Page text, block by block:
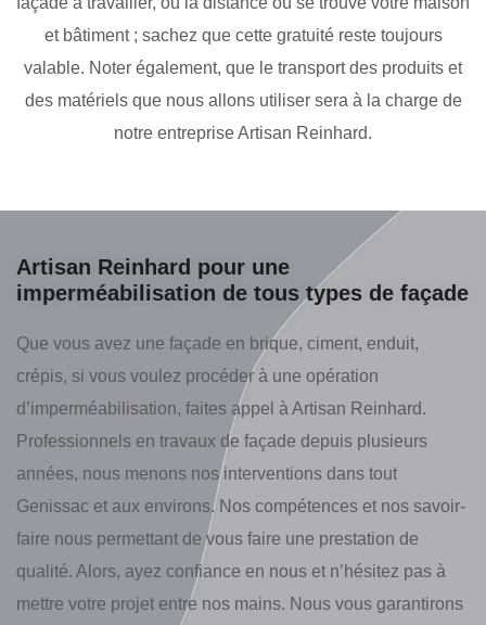
et bâtiment ; sachez que cette gratuité reste toujours
valable. Noter également, que le transport des produits et
des matériels que nous allons utiliser sera à la charge de
notre entreprise Artisan Reinhard.
Artisan Reinhard pour une
imperméabilisation de tous types de façade
Que vous avez une façade en brique, ciment, enduit,
crépis, si vous voulez procéder à une opération
d’imperméabilisation, faites appel à Artisan Reinhard.
Professionnels en travaux de façade depuis plusieurs
années, nous menons nos interventions dans tout
Genissac et aux environs. Nos compétences et nos savoir-
faire nous permettant de vous faire une prestation de
qualité. Alors, ayez confiance en nous et n’hésitez pas à
mettre votre projet entre nos mains. Nous vous garantirons